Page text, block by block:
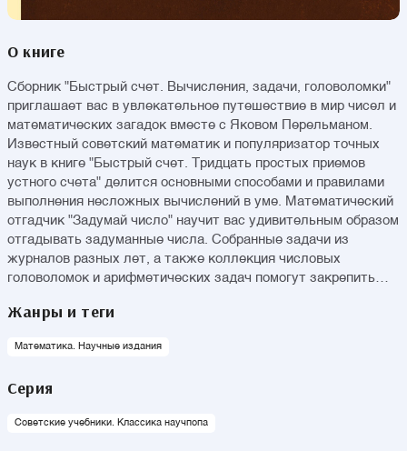
О книге
Сборник "Быстрый счет. Вычисления, задачи, головоломки"
приглашает вас в увлекательное путешествие в мир чисел и
математических загадок вместе с Яковом Перельманом.
Известный советский математик и популяризатор точных
наук в книге "Быстрый счет. Тридцать простых приемов
устного счета" делится основными способами и правилами
выполнения несложных вычислений в уме. Математический
отгадчик "Задумай число" научит вас удивительным образом
отгадывать задуманные числа. Собранные задачи из
журналов разных лет, а также коллекция числовых
головоломок и арифметических задач помогут закрепить
и критическое мышление. Комбинируя теоретические знания
идеальный баланс между обучением и развлечением.
смогут открыть для себя мир чисел с новой стороны.
Жанры и теги
Математика. Научные издания
Серия
Советские учебники. Классика научпопа